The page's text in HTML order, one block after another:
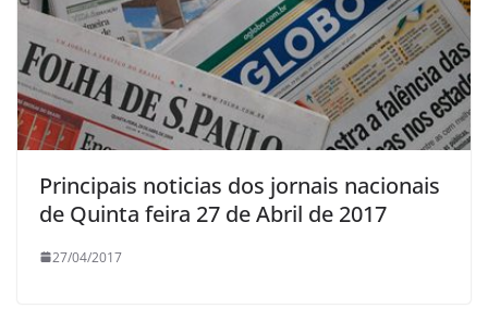
Principais noticias dos jornais nacionais
de Quinta feira 27 de Abril de 2017
27/04/2017